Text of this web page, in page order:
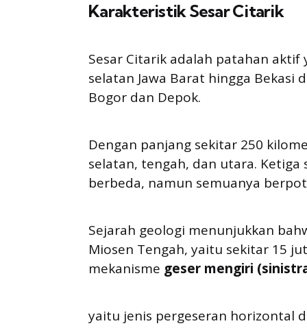
Karakteristik Sesar Citarik
Sesar Citarik adalah patahan
selatan Jawa Barat hingga
Bogor dan Depok.
Dengan panjang sekitar 250
selatan, tengah, dan utara.
berbeda, namun semuanya
Sejarah geologi menunjukkan
Miosen Tengah, yaitu sekitar 15
mekanisme geser mengiri
yaitu jenis pergeseran horizontal